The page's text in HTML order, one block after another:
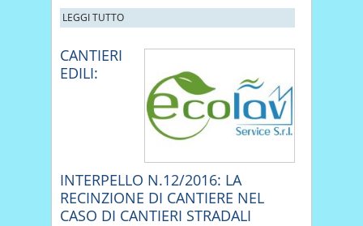
LEGGI TUTTO
CANTIERI
EDILI:
INTERPELLO N.12/2016: LA
RECINZIONE DI CANTIERE NEL
CASO DI CANTIERI STRADALI